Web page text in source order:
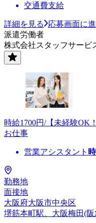
交通費支給
詳細を見る
応募画面に
派遣労働者
株式会社スタッフサービ
時給1700円/【未経験OK
お仕事
営業アシスタント
勤務地
面接地
大阪府大阪市中央区
堺筋本町駅、大阪梅田(